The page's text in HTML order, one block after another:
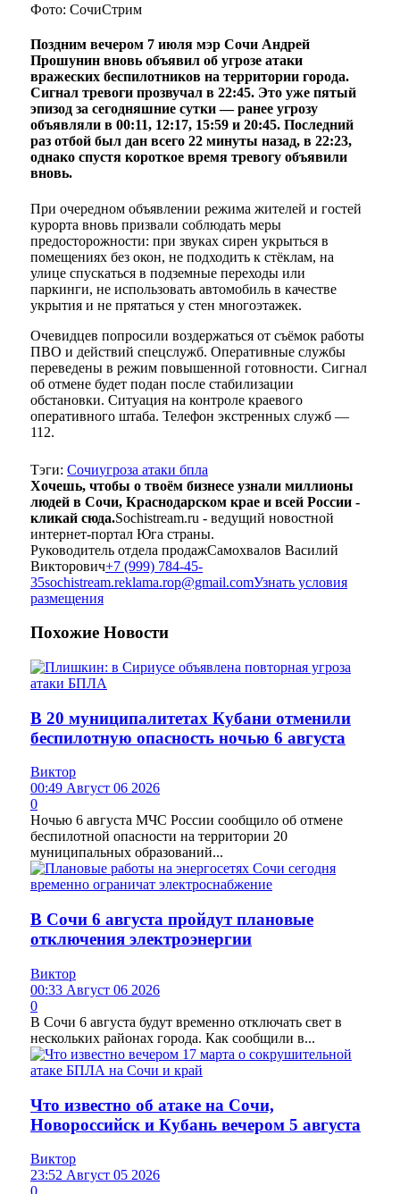
Фото: СочиСтрим
Поздним вечером 7 июля мэр Сочи Андрей
Прошунин вновь объявил об угрозе атаки
вражеских беспилотников на территории города.
Сигнал тревоги прозвучал в 22:45. Это уже пятый
эпизод за сегодняшние сутки — ранее угрозу
объявляли в 00:11, 12:17, 15:59 и 20:45. Последний
раз отбой был дан всего 22 минуты назад, в 22:23,
однако спустя короткое время тревогу объявили
вновь.
При очередном объявлении режима жителей и гостей
курорта вновь призвали соблюдать меры
предосторожности: при звуках сирен укрыться в
помещениях без окон, не подходить к стёклам, на
улице спускаться в подземные переходы или
паркинги, не использовать автомобиль в качестве
укрытия и не прятаться у стен многоэтажек.
Очевидцев попросили воздержаться от съёмок работы
ПВО и действий спецслужб. Оперативные службы
переведены в режим повышенной готовности. Сигнал
об отмене будет подан после стабилизации
обстановки. Ситуация на контроле краевого
оперативного штаба. Телефон экстренных служб —
112.
Тэги: Сочиугроза атаки бпла
Хочешь, чтобы о твоём бизнесе узнали миллионы
людей в Сочи, Краснодарском крае и всей России -
кликай сюда.Sochistream.ru - ведущий новостной
интернет-портал Юга страны.
Руководитель отдела продажСамохвалов Василий
Викторович+7 (999) 784-45-
35sochistream.reklama.rop@gmail.comУзнать условия
размещения
Похожие Новости
В 20 муниципалитетах Кубани отменили
беспилотную опасность ночью 6 августа
Виктор
00:49 Август 06 2026
0
Ночью 6 августа МЧС России сообщило об отмене
беспилотной опасности на территории 20
муниципальных образований...
В Сочи 6 августа пройдут плановые
отключения электроэнергии
Виктор
00:33 Август 06 2026
0
В Сочи 6 августа будут временно отключать свет в
нескольких районах города. Как сообщили в...
Что известно об атаке на Сочи,
Новороссийск и Кубань вечером 5 августа
Виктор
23:52 Август 05 2026